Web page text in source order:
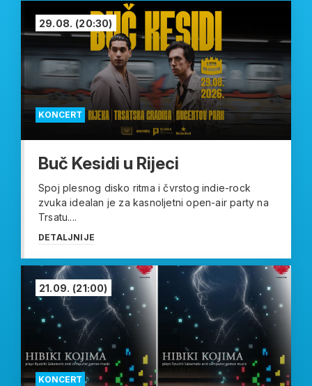
KONCERT
29.08. (20:30)
Buč Kesidi u Rijeci
Spoj plesnog disko ritma i čvrstog indie-rock
zvuka idealan je za kasnoljetni open-air party na
Trsatu....
DETALJNIJE
KONCERT
21.09. (21:00)